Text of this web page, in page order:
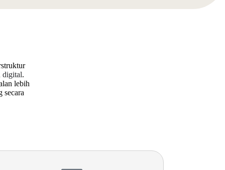
digital.
lebih
secara